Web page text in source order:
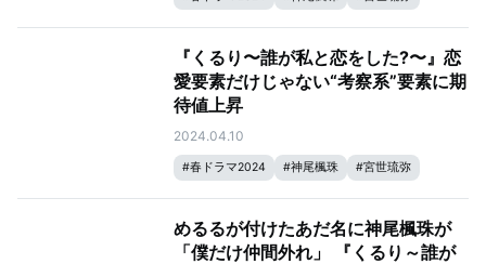
『くるり〜誰が私と恋をした?〜』恋
愛要素だけじゃない“考察系”要素に期
待値上昇
2024.04.10
#春ドラマ2024 #神尾楓珠 #宮世琉弥
めるるが付けたあだ名に神尾楓珠が
「僕だけ仲間外れ」 『くるり～誰が